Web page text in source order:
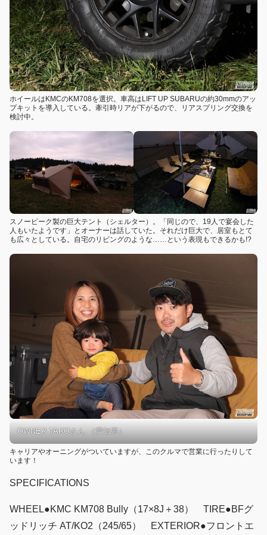
ホイールはKMCのKM708を選択。車高はLIFT UP SUBARUの約30mmのアッ
プキットを導入している。牽引時リアが下がるので、リアスプリング交換を
検討中。
スノーピーク製の巨大テント（シェルター）。「同じので、19人で宴会した
人もいたようです」とオーナーは話していた。それだけ巨大で、居室もとて
も広々としている。自宅のリビングのような……という表現もできるかも!?
OWNER TAROさん （愛知県）
キャリアやオーニングがついていますが、このクルマで営業に行ったりして
います！
SPECIFICATIONS
WHEEL●KMC KM708 Bully（17×8J＋38） TIRE●BFグ
ッドリッチ AT/KO2（245/65） EXTERIOR●フロントエ